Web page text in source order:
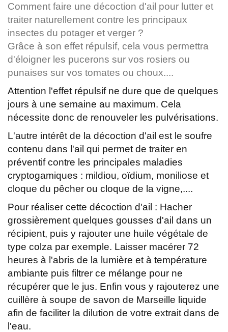
Comment faire une décoction d'ail pour lutter et
traiter naturellement contre les principaux
insectes du potager et verger ?
Grâce à son effet répulsif, cela vous permettra
d'éloigner les pucerons sur vos rosiers ou
punaises sur vos tomates ou choux....
Attention l'effet répulsif ne dure que de quelques
jours à une semaine au maximum. Cela
nécessite donc de renouveler les pulvérisations.
L'autre intérêt de la décoction d'ail est le soufre
contenu dans l'ail qui permet de traiter en
préventif contre les principales maladies
cryptogamiques : mildiou, oïdium, moniliose et
cloque du pêcher ou cloque de la vigne,....
Pour réaliser cette décoction d'ail : Hacher
grossièrement quelques gousses d'ail dans un
récipient, puis y rajouter une huile végétale de
type colza par exemple. Laisser macérer 72
heures à l'abris de la lumière et à température
ambiante puis filtrer ce mélange pour ne
récupérer que le jus. Enfin vous y rajouterez une
cuillère à soupe de savon de Marseille liquide
afin de faciliter la dilution de votre extrait dans de
l'eau.